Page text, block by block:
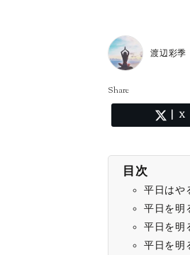
渡辺彩季
Share
X
目次
平日はや
平日を明
平日を明
平日を明